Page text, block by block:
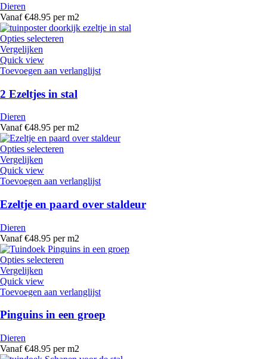
Dieren
Vanaf €48.95 per m2
Opties selecteren
Vergelijken
Quick view
Toevoegen aan verlanglijst
2 Ezeltjes in stal
Dieren
Vanaf €48.95 per m2
Opties selecteren
Vergelijken
Quick view
Toevoegen aan verlanglijst
Ezeltje en paard over staldeur
Dieren
Vanaf €48.95 per m2
Opties selecteren
Vergelijken
Quick view
Toevoegen aan verlanglijst
Pinguins in een groep
Dieren
Vanaf €48.95 per m2